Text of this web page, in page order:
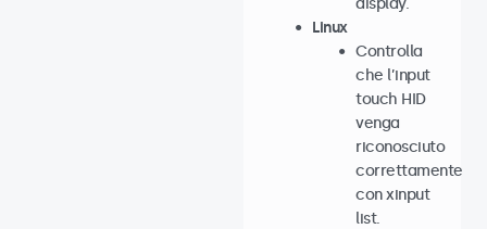
display.
Linux
Controlla
che l’input
touch HID
venga
riconosciuto
correttamente
con xinput
list.